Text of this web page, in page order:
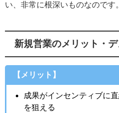
い、非常に根深いものなのです。
新規営業のメリット・デ
【メリット】
成果がインセンティブに
を狙える